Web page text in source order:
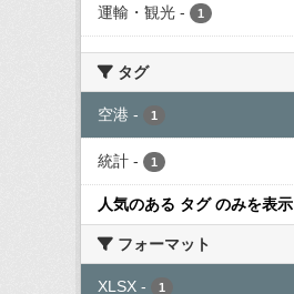
運輸・観光 - 1
タグ
空港 - 1
統計 - 1
人気のある タグ のみを表示
フォーマット
XLSX - 1